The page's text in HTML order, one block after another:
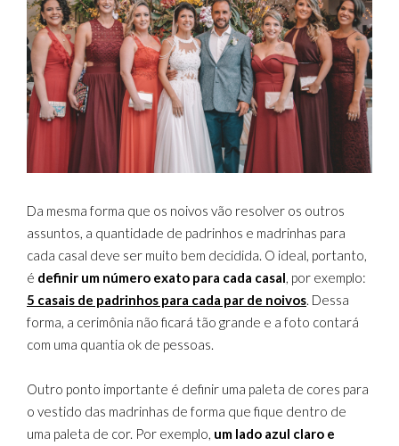
Da mesma forma que os noivos vão resolver os outros
assuntos, a quantidade de padrinhos e madrinhas para
cada casal deve ser muito bem decidida. O ideal, portanto,
é definir um número exato para cada casal, por exemplo:
5 casais de padrinhos para cada par de noivos. Dessa
forma, a cerimônia não ficará tão grande e a foto contará
com uma quantia ok de pessoas.
Outro ponto importante é definir uma paleta de cores para
o vestido das madrinhas de forma que fique dentro de
uma paleta de cor. Por exemplo, um lado azul claro e